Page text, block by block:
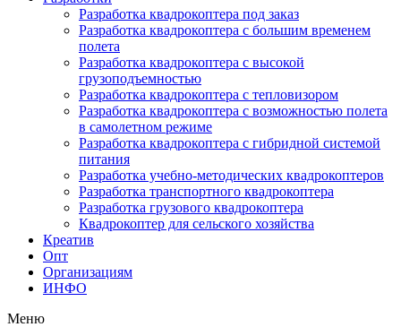
Разработка квадрокоптера под заказ
Разработка квадрокоптера с большим временем
полета
Разработка квадрокоптера с высокой
грузоподъемностью
Разработка квадрокоптера с тепловизором
Разработка квадрокоптера с возможностью полета
в самолетном режиме
Разработка квадрокоптера с гибридной системой
питания
Разработка учебно-методических квадрокоптеров
Разработка транспортного квадрокоптера
Разработка грузового квадрокоптера
Квадрокоптер для сельского хозяйства
Креатив
Опт
Организациям
ИНФО
Меню